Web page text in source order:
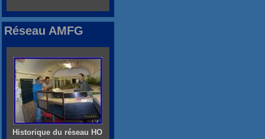
Réseau AMFG
Historique du réseau HO